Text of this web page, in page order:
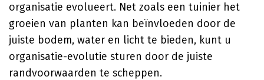
organisatie evolueert. Net zoals een tuinier het
groeien van planten kan beïnvloeden door de
juiste bodem, water en licht te bieden, kunt u
organisatie-evolutie sturen door de juiste
randvoorwaarden te scheppen.